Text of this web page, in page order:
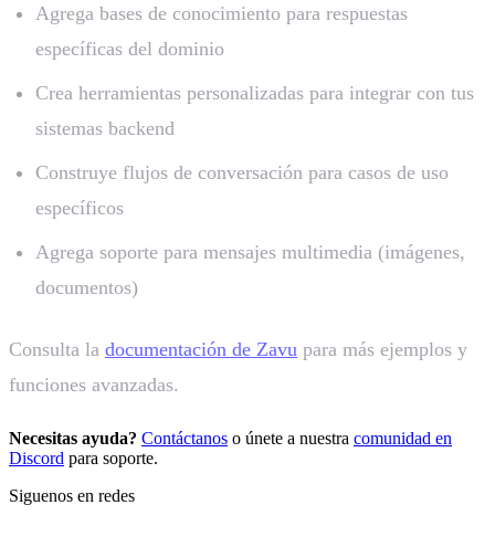
Agrega bases de conocimiento para respuestas
específicas del dominio
Crea herramientas personalizadas para integrar con tus
sistemas backend
Construye flujos de conversación para casos de uso
específicos
Agrega soporte para mensajes multimedia (imágenes,
documentos)
Consulta la documentación de Zavu para más ejemplos y
funciones avanzadas.
Necesitas ayuda? Contáctanos o únete a nuestra comunidad en
Discord para soporte.
Siguenos en redes